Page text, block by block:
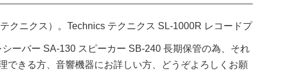
クニクス）。Technics テクニクス SL-1000R レコードプ
ーバー SA-130 スピーカー SB-240 長期保管の為、それ
できる方、音響機器にお詳しい方、どうぞよろしくお願